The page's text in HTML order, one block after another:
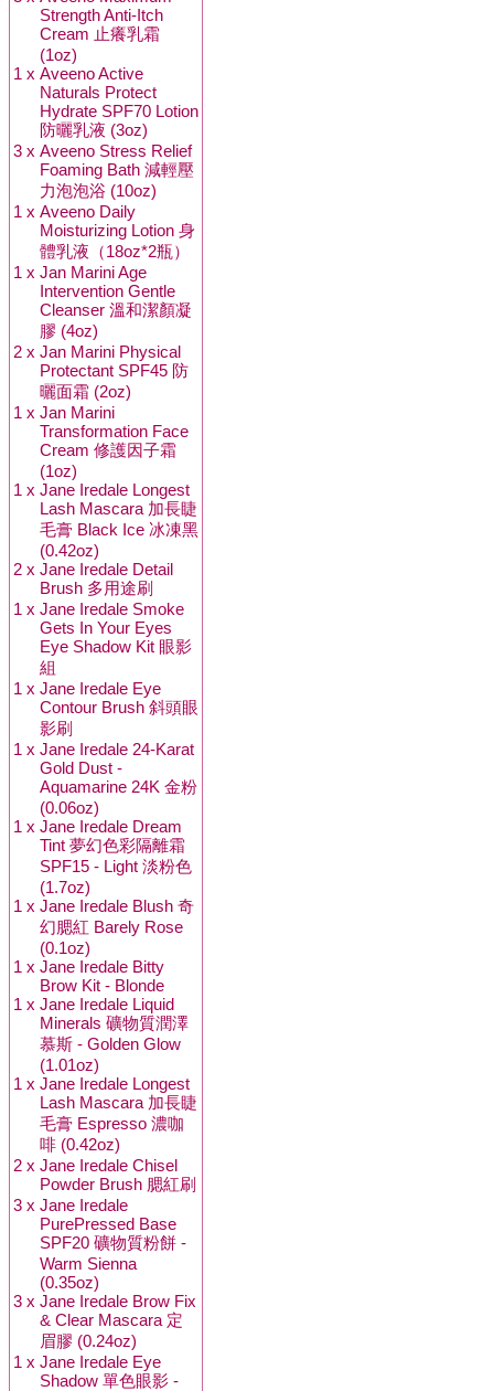
Strength Anti-Itch
Cream 止癢乳霜
(1oz)
1 x Aveeno Active
Naturals Protect
Hydrate SPF70 Lotion
防曬乳液 (3oz)
3 x Aveeno Stress Relief
Foaming Bath 減輕壓
力泡泡浴 (10oz)
1 x Aveeno Daily
Moisturizing Lotion 身
體乳液（18oz*2瓶）
1 x Jan Marini Age
Intervention Gentle
Cleanser 溫和潔顏凝
膠 (4oz)
2 x Jan Marini Physical
Protectant SPF45 防
曬面霜 (2oz)
1 x Jan Marini
Transformation Face
Cream 修護因子霜
(1oz)
1 x Jane Iredale Longest
Lash Mascara 加長睫
毛膏 Black Ice 冰凍黑
(0.42oz)
2 x Jane Iredale Detail
Brush 多用途刷
1 x Jane Iredale Smoke
Gets In Your Eyes
Eye Shadow Kit 眼影
組
1 x Jane Iredale Eye
Contour Brush 斜頭眼
影刷
1 x Jane Iredale 24-Karat
Gold Dust -
Aquamarine 24K 金粉
(0.06oz)
1 x Jane Iredale Dream
Tint 夢幻色彩隔離霜
SPF15 - Light 淡粉色
(1.7oz)
1 x Jane Iredale Blush 奇
幻腮紅 Barely Rose
(0.1oz)
1 x Jane Iredale Bitty
Brow Kit - Blonde
1 x Jane Iredale Liquid
Minerals 礦物質潤澤
慕斯 - Golden Glow
(1.01oz)
1 x Jane Iredale Longest
Lash Mascara 加長睫
毛膏 Espresso 濃咖
啡 (0.42oz)
2 x Jane Iredale Chisel
Powder Brush 腮紅刷
3 x Jane Iredale
PurePressed Base
SPF20 礦物質粉餅 -
Warm Sienna
(0.35oz)
3 x Jane Iredale Brow Fix
& Clear Mascara 定
眉膠 (0.24oz)
1 x Jane Iredale Eye
Shadow 單色眼影 -